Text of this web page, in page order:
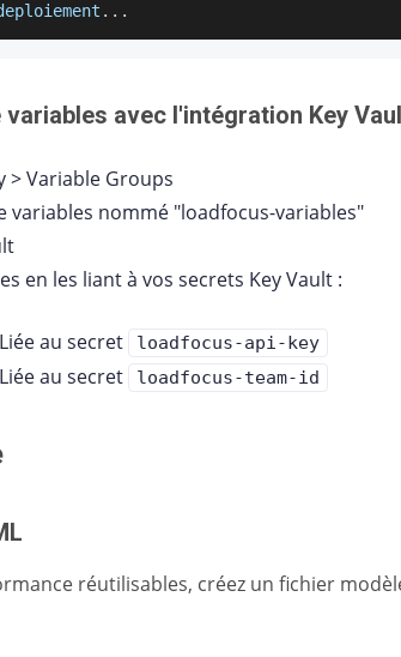
...
avec l'intégration Key
> Variable Groups
variables nommé "loadfocus-variables"
en les liant à vos secrets Key Vault :
au secret
loadfocus-api-key
au secret loadfocus-team-id
réutilisables, créez un fichier